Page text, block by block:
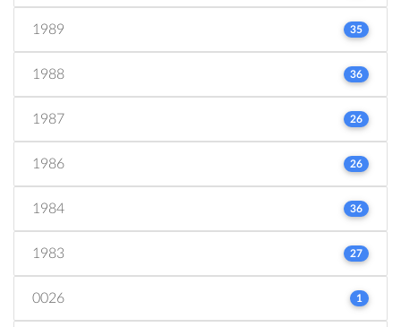
1989 35
1988 36
1987 26
1986 26
1984 36
1983 27
0026 1